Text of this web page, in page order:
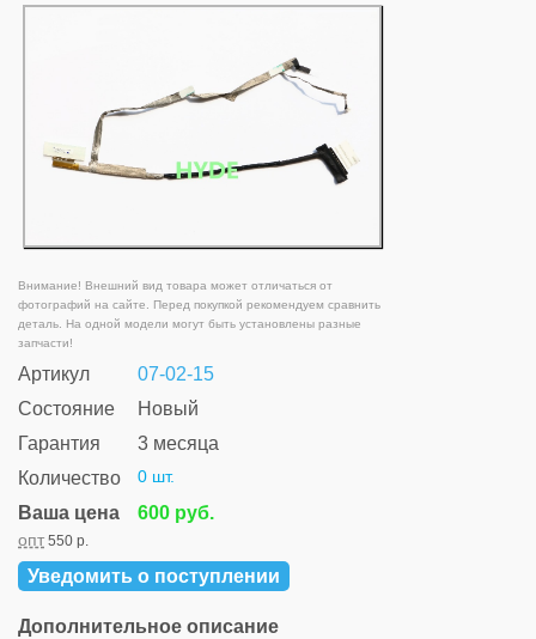
Внимание! Внешний вид товара может отличаться от
фотографий на сайте. Перед покупкой рекомендуем сравнить
деталь. На одной модели могут быть установлены разные
запчасти!
Артикул
07-02-15
Состояние
Новый
Гарантия
3 месяца
Количество
0 шт.
Ваша цена 600 руб.
опт 550 р.
Уведомить о поступлении
Дополнительное описание